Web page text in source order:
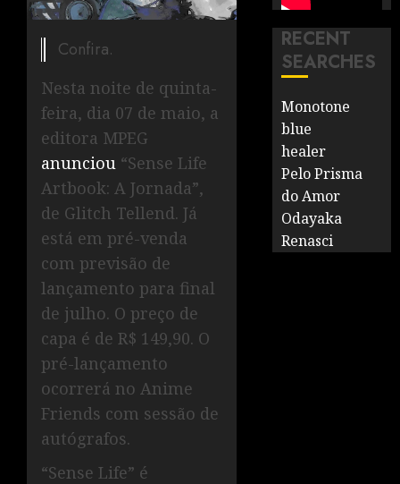
Confira.
Nesta noite de quinta-
feira, dia 07 de maio, a
editora MPEG
anunciou “Sense Life
Artbook: A Jornada”,
de Glitch Tellend. Já
está em pré-venda
com previsão de
lançamento para final
de julho. O preço de
capa é de R$ 149,90. O
pré-lançamento
ocorrerá no Anime
Friends com sessão de
autógrafos.
“Sense Life” é
RECENT
SEARCHES
Monotone
blue
healer
Pelo Prisma
do Amor
Odayaka
Renasci